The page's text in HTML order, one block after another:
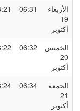
06:31
08:21
06:32
08:22
06:34
08:24